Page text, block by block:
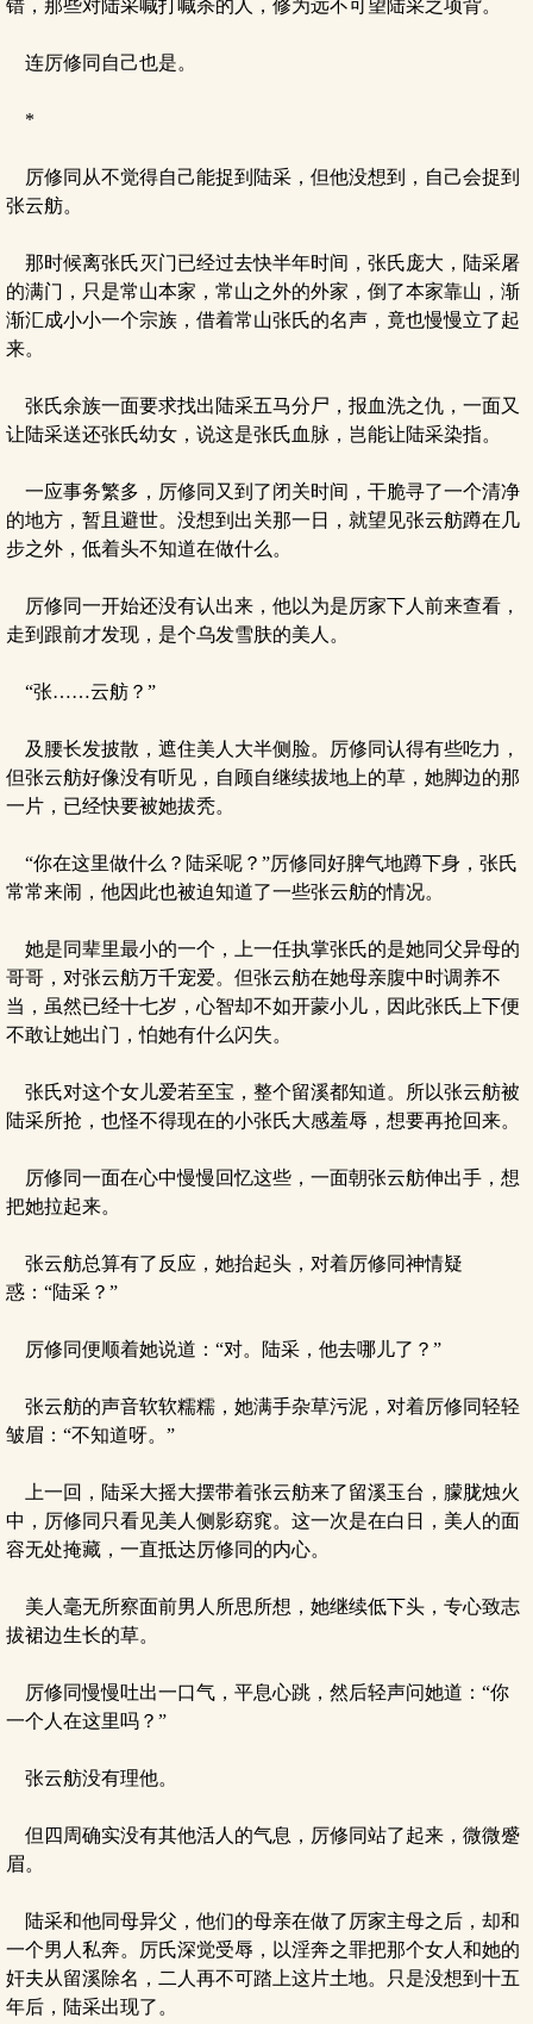
错，那些对陆采喊打喊杀的人，修为远不可望陆采之项背。
连厉修同自己也是。
*
厉修同从不觉得自己能捉到陆采，但他没想到，自己会捉到
张云舫。
那时候离张氏灭门已经过去快半年时间，张氏庞大，陆采屠
的满门，只是常山本家，常山之外的外家，倒了本家靠山，渐
渐汇成小小一个宗族，借着常山张氏的名声，竟也慢慢立了起
来。
张氏余族一面要求找出陆采五马分尸，报血洗之仇，一面又
让陆采送还张氏幼女，说这是张氏血脉，岂能让陆采染指。
一应事务繁多，厉修同又到了闭关时间，干脆寻了一个清净
的地方，暂且避世。没想到出关那一日，就望见张云舫蹲在几
步之外，低着头不知道在做什么。
厉修同一开始还没有认出来，他以为是厉家下人前来查看，
走到跟前才发现，是个乌发雪肤的美人。
“张……云舫？”
及腰长发披散，遮住美人大半侧脸。厉修同认得有些吃力，
但张云舫好像没有听见，自顾自继续拔地上的草，她脚边的那
一片，已经快要被她拔秃。
“你在这里做什么？陆采呢？”厉修同好脾气地蹲下身，张氏
常常来闹，他因此也被迫知道了一些张云舫的情况。
她是同辈里最小的一个，上一任执掌张氏的是她同父异母的
哥哥，对张云舫万千宠爱。但张云舫在她母亲腹中时调养不
当，虽然已经十七岁，心智却不如开蒙小儿，因此张氏上下便
不敢让她出门，怕她有什么闪失。
张氏对这个女儿爱若至宝，整个留溪都知道。所以张云舫被
陆采所抢，也怪不得现在的小张氏大感羞辱，想要再抢回来。
厉修同一面在心中慢慢回忆这些，一面朝张云舫伸出手，想
把她拉起来。
张云舫总算有了反应，她抬起头，对着厉修同神情疑
惑：“陆采？”
厉修同便顺着她说道：“对。陆采，他去哪儿了？”
张云舫的声音软软糯糯，她满手杂草污泥，对着厉修同轻轻
皱眉：“不知道呀。”
上一回，陆采大摇大摆带着张云舫来了留溪玉台，朦胧烛火
中，厉修同只看见美人侧影窈窕。这一次是在白日，美人的面
容无处掩藏，一直抵达厉修同的内心。
美人毫无所察面前男人所思所想，她继续低下头，专心致志
拔裙边生长的草。
厉修同慢慢吐出一口气，平息心跳，然后轻声问她道：“你
一个人在这里吗？”
张云舫没有理他。
但四周确实没有其他活人的气息，厉修同站了起来，微微蹙
眉。
陆采和他同母异父，他们的母亲在做了厉家主母之后，却和
一个男人私奔。厉氏深觉受辱，以淫奔之罪把那个女人和她的
奸夫从留溪除名，二人再不可踏上这片土地。只是没想到十五
年后，陆采出现了。